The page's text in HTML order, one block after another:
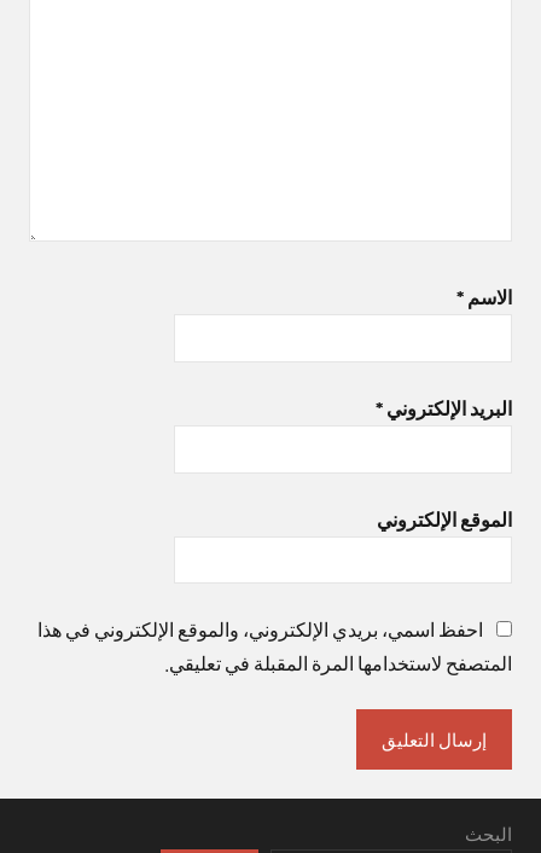
الاسم *
البريد الإلكتروني *
الموقع الإلكتروني
احفظ اسمي، بريدي الإلكتروني، والموقع الإلكتروني في هذا
المتصفح لاستخدامها المرة المقبلة في تعليقي.
البحث